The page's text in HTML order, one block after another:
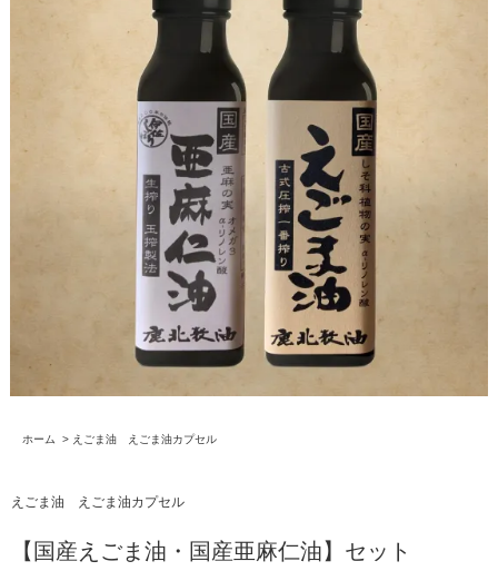
ホーム > えごま油 えごま油カプセル
えごま油 えごま油カプセル
【国産えごま油・国産亜麻仁油】セット